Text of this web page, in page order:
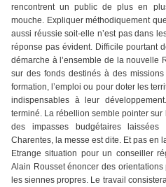
rencontrent un public de plus en
mouche. Expliquer méthodiquement
aussi réussie soit-elle n’est pas dans
réponse pas évident. Difficile pourtant
démarche à l’ensemble de la nouvelle
sur des fonds destinés à des
formation, l’emploi ou pour doter les
indispensables à leur
terminé. La rébellion semble pointer
des impasses budgétaires
Charentes, la messe est dite. Et pas en
Etrange situation pour un conseiller
Alain Rousset énoncer des
les siennes propres. Le travail